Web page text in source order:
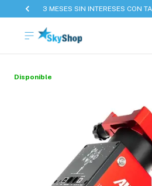
3 MESES SIN INTERESES CON
Disponible